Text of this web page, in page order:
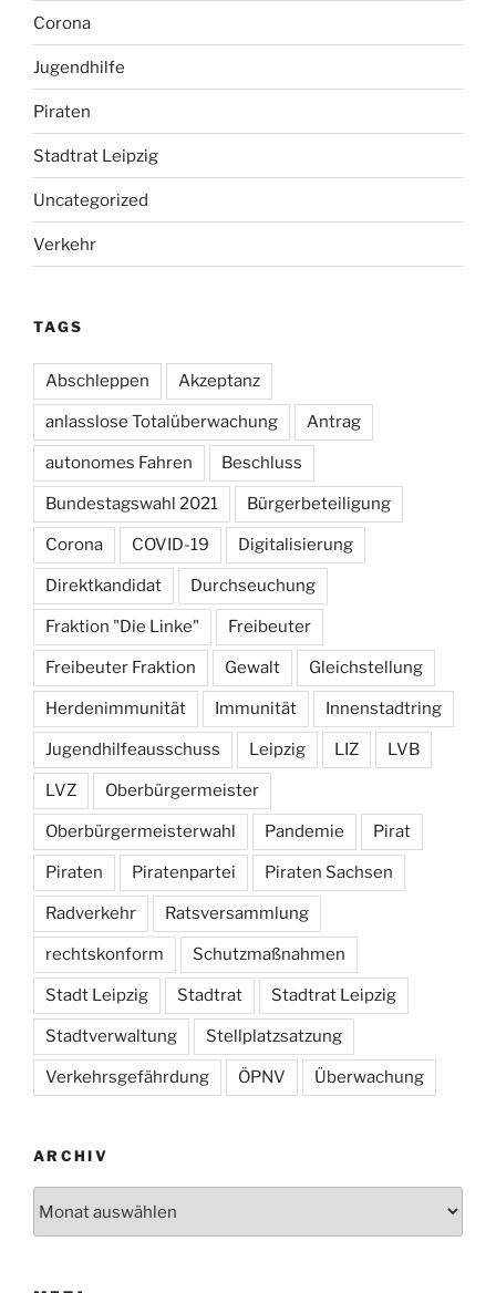
Corona
Jugendhilfe
Piraten
Stadtrat Leipzig
Uncategorized
Verkehr
TAGS
Abschleppen Akzeptanz
anlasslose Totalüberwachung Antrag
autonomes Fahren Beschluss
Bundestagswahl 2021 Bürgerbeteiligung
Corona COVID-19 Digitalisierung
Direktkandidat Durchseuchung
Fraktion "Die Linke" Freibeuter
Freibeuter Fraktion Gewalt Gleichstellung
Herdenimmunität Immunität Innenstadtring
Jugendhilfeausschuss Leipzig LIZ LVB
LVZ Oberbürgermeister
Oberbürgermeisterwahl Pandemie Pirat
Piraten Piratenpartei Piraten Sachsen
Radverkehr Ratsversammlung
rechtskonform Schutzmaßnahmen
Stadt Leipzig Stadtrat Stadtrat Leipzig
Stadtverwaltung Stellplatzsatzung
Verkehrsgefährdung ÖPNV Überwachung
ARCHIV